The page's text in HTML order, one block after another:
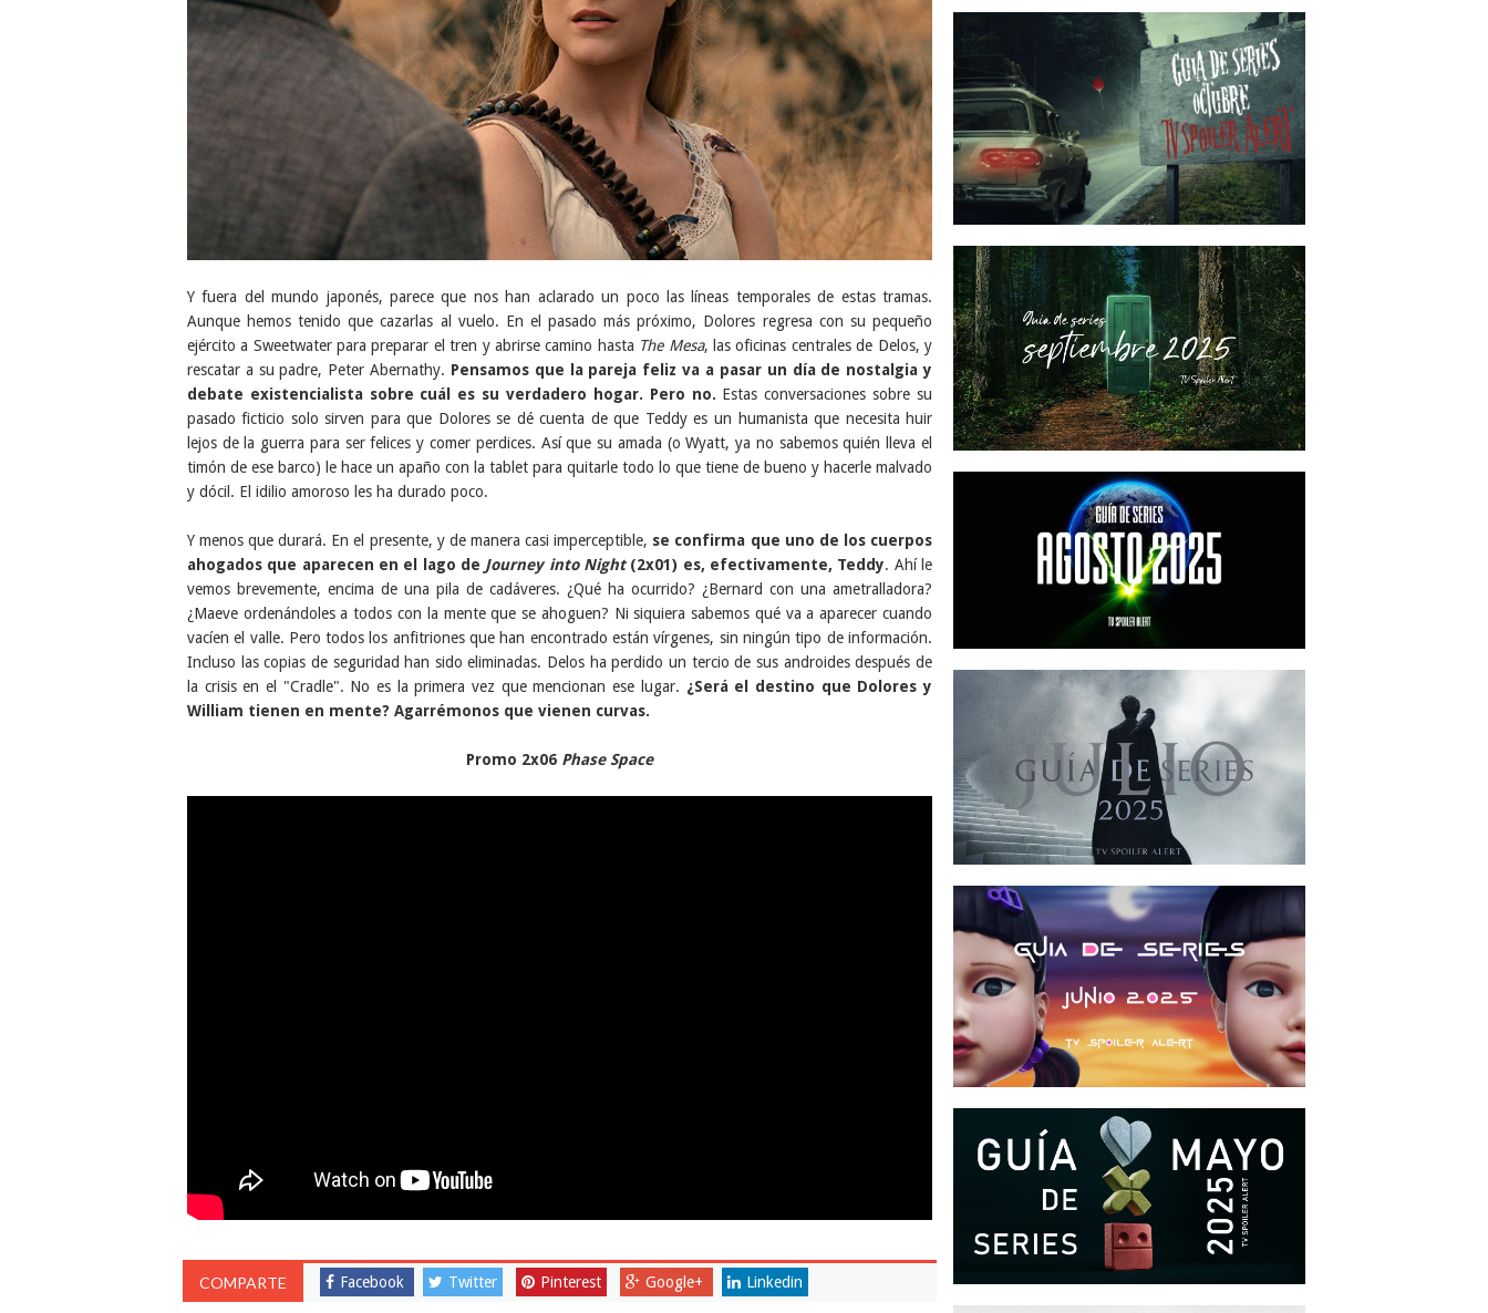
Y fuera del mundo japonés, parece que nos han aclarado un poco las líneas temporales de estas tramas.
Aunque hemos tenido que cazarlas al vuelo. En el pasado más próximo, Dolores regresa con su pequeño
ejército a Sweetwater para preparar el tren y abrirse camino hasta The Mesa, las oficinas centrales de Delos, y
rescatar a su padre, Peter Abernathy. Pensamos que la pareja feliz va a pasar un día de nostalgia y
debate existencialista sobre cuál es su verdadero hogar. Pero no. Estas conversaciones sobre su
pasado ficticio solo sirven para que Dolores se dé cuenta de que Teddy es un humanista que necesita huir
lejos de la guerra para ser felices y comer perdices. Así que su amada (o Wyatt, ya no sabemos quién lleva el
timón de ese barco) le hace un apaño con la tablet para quitarle todo lo que tiene de bueno y hacerle malvado
y dócil. El idilio amoroso les ha durado poco.
Y menos que durará. En el presente, y de manera casi imperceptible, se confirma que uno de los cuerpos
ahogados que aparecen en el lago de Journey into Night(2x01) es, efectivamente, Teddy. Ahí le
vemos brevemente, encima de una pila de cadáveres. ¿Qué ha ocurrido? ¿Bernard con una ametralladora?
¿Maeve ordenándoles a todos con la mente que se ahoguen? Ni siquiera sabemos qué va a aparecer cuando
vacíen el valle. Pero todos los anfitriones que han encontrado están vírgenes, sin ningún tipo de información.
Incluso las copias de seguridad han sido eliminadas. Delos ha perdido un tercio de sus androides después de
la crisis en el "Cradle". No es la primera vez que mencionan ese lugar. ¿Será el destino que Dolores y
William tienen en mente? Agarrémonos que vienen curvas.
Promo 2x06 Phase Space
COMPARTE Facebook Twitter Pinterest Google+ Linkedin